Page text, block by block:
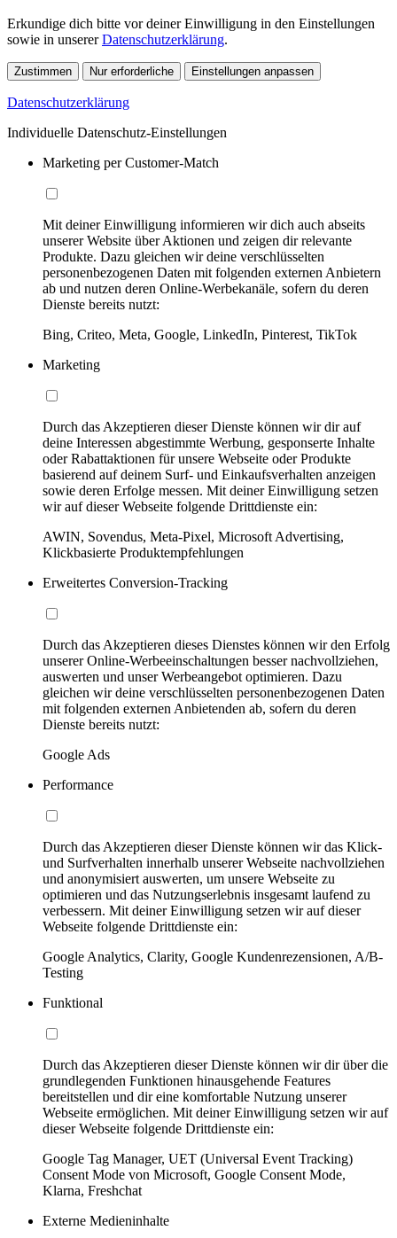
Erkundige dich bitte vor deiner Einwilligung in den Einstellungen
sowie in unsererDatenschutzerklärung.
Zustimmen Nur erforderliche Einstellungen anpassen
Datenschutzerklärung
Individuelle Datenschutz-Einstellungen
Marketing per Customer-Match
Mit deiner Einwilligung informieren wir dich auch abseits
unserer Website über Aktionen und zeigen dir relevante
Produkte. Dazu gleichen wir deine verschlüsselten
personenbezogenen Daten mit folgenden externen Anbietern
ab und nutzen deren Online-Werbekanäle, sofern du deren
Dienste bereits nutzt:
Bing, Criteo, Meta, Google, LinkedIn, Pinterest, TikTok
Marketing
Durch das Akzeptieren dieser Dienste können wir dir auf
deine Interessen abgestimmte Werbung, gesponserte Inhalte
oder Rabattaktionen für unsere Webseite oder Produkte
basierend auf deinem Surf- und Einkaufsverhalten anzeigen
sowie deren Erfolge messen. Mit deiner Einwilligung setzen
wir auf dieser Webseite folgende Drittdienste ein:
AWIN, Sovendus, Meta-Pixel, Microsoft Advertising,
Klickbasierte Produktempfehlungen
Erweitertes Conversion-Tracking
Durch das Akzeptieren dieses Dienstes können wir den Erfolg
unserer Online-Werbeeinschaltungen besser nachvollziehen,
auswerten und unser Werbeangebot optimieren. Dazu
gleichen wir deine verschlüsselten personenbezogenen Daten
mit folgenden externen Anbietenden ab, sofern du deren
Dienste bereits nutzt:
Google Ads
Performance
Durch das Akzeptieren dieser Dienste können wir das Klick-
und Surfverhalten innerhalb unserer Webseite nachvollziehen
und anonymisiert auswerten, um unsere Webseite zu
optimieren und das Nutzungserlebnis insgesamt laufend zu
verbessern. Mit deiner Einwilligung setzen wir auf dieser
Webseite folgende Drittdienste ein:
Google Analytics, Clarity, Google Kundenrezensionen, A/B-
Testing
Funktional
Durch das Akzeptieren dieser Dienste können wir dir über die
grundlegenden Funktionen hinausgehende Features
bereitstellen und dir eine komfortable Nutzung unserer
Webseite ermöglichen. Mit deiner Einwilligung setzen wir auf
dieser Webseite folgende Drittdienste ein:
Google Tag Manager, UET (Universal Event Tracking)
Consent Mode von Microsoft, Google Consent Mode,
Klarna, Freshchat
Externe Medieninhalte